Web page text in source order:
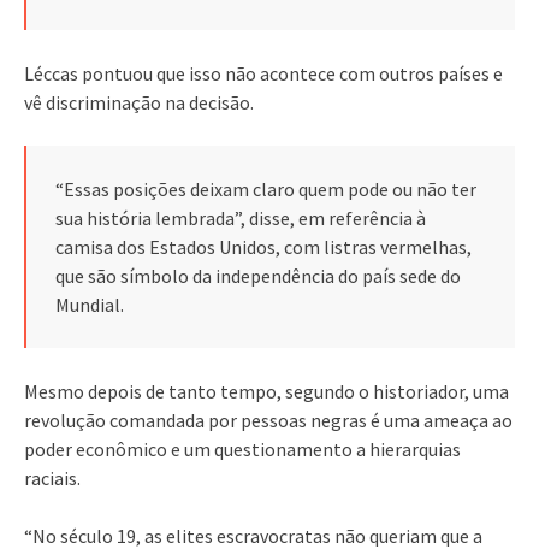
Léccas pontuou que isso não acontece com outros países e
vê discriminação na decisão.
“Essas posições deixam claro quem pode ou não ter
sua história lembrada”, disse, em referência à
camisa dos Estados Unidos, com listras vermelhas,
que são símbolo da independência do país sede do
Mundial.
Mesmo depois de tanto tempo, segundo o historiador, uma
revolução comandada por pessoas negras é uma ameaça ao
poder econômico e um questionamento a hierarquias
raciais.
“No século 19, as elites escravocratas não queriam que a